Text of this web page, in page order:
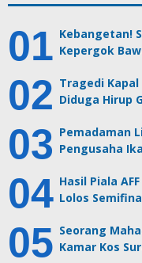
Kebangetan!
Kepergok
Tragedi Kapal
Diduga Hirup
Pemadaman
Pengusaha
Hasil Piala
Lolos
Seorang
Kamar Kos